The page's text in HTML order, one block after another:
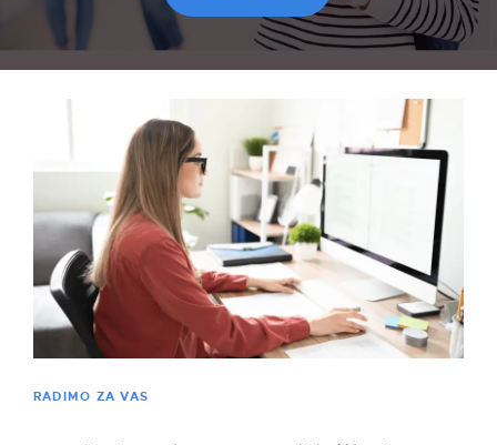
NOVOSTI
KONTAKT
RADIMO ZA VAS